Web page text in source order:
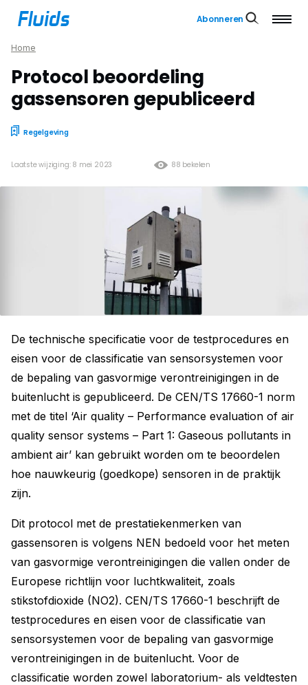
Abonneren
Home
Protocol beoordeling
gassensoren gepubliceerd
Regelgeving
88 bekeken
Laatste wijziging: 8 mei 2023
De technische specificatie voor de testprocedures en
eisen voor de classificatie van sensorsystemen voor
de bepaling van gasvormige verontreinigingen in de
buitenlucht is gepubliceerd. De CEN/TS 17660-1 norm
met de titel ‘Air quality – Performance evaluation of air
quality sensor systems – Part 1: Gaseous pollutants in
ambient air’ kan gebruikt worden om te beoordelen
hoe nauwkeurig (goedkope) sensoren in de praktijk
zijn.
Dit protocol met de prestatiekenmerken van
gassensoren is volgens NEN bedoeld voor het meten
van gasvormige verontreinigingen die vallen onder de
Europese richtlijn voor luchtkwaliteit, zoals
stikstofdioxide (NO2). CEN/TS 17660-1 beschrijft de
testprocedures en eisen voor de classificatie van
sensorsystemen voor de bepaling van gasvormige
verontreinigingen in de buitenlucht. Voor de
classificatie worden zowel laboratorium- als veldtesten